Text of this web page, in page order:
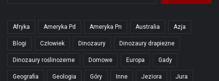
Afryka Ameryka Pd Ameryka Pn Australia Azja
Blogi Człowiek Dinozaury Dinozaury drapieżne
Dinozaury roślinożerne Domowe Europa Gady
Geografia Geologia Góry Inne Jeziora Jura